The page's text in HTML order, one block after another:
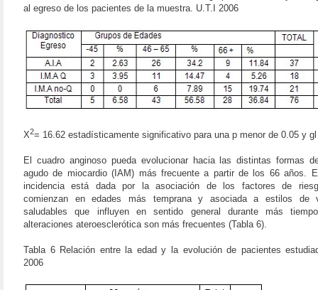
al egreso de los pacientes de la muestra. U.T.I 2006
X2= 16.62 estadísticamente significativo para una p menor de 0.05 y
El cuadro anginoso pueda evolucionar hacia las distintas formas
agudo de miocardio (IAM) más frecuente a partir de los 66 años.
incidencia está dada por la asociación de los factores de
comienzan en edades más temprana y asociada a estilos de
saludables que influyen en sentido general durante más
alteraciones ateroesclerótica son más frecuentes (Tabla 6).
Tabla 6 Relación entre la edad y la evolución de pacientes
2006